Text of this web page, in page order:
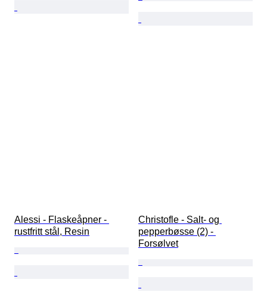
Alessi - Flaskeåpner -
rustfritt stål, Resin
Christofle - Salt- og
pepperbøsse (2) -
Forsølvet